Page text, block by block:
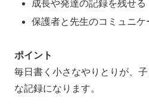
成長や発達の記録を残せる
保護者と先生のコミュニ
ポイント
毎日書く小さなやりとりが、
な記録になります。